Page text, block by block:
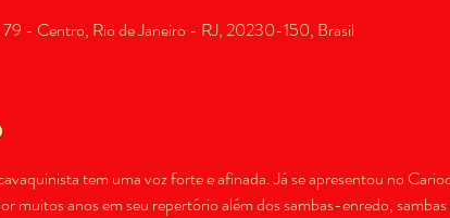
79 - Centro, Rio de Janeiro - RJ, 20230-150, Brasil
tem uma voz forte e afinada. Já se apresentou no
muitos anos em seu repertório além dos sambas-enredo, sambas